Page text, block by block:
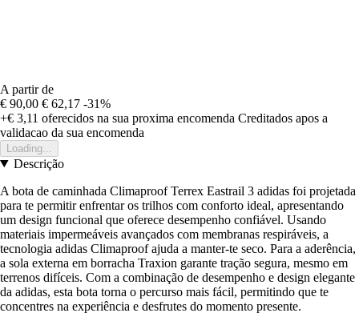
A partir de
€ 90,00 € 62,17 -31%
+€ 3,11 oferecidos na sua proxima encomenda Creditados apos a
validacao da sua encomenda
Loading...
Descrição
A bota de caminhada Climaproof Terrex Eastrail 3 adidas foi projetada
para te permitir enfrentar os trilhos com conforto ideal, apresentando
um design funcional que oferece desempenho confiável. Usando
materiais impermeáveis avançados com membranas respiráveis, a
tecnologia adidas Climaproof ajuda a manter-te seco. Para a aderência,
a sola externa em borracha Traxion garante tração segura, mesmo em
terrenos difíceis. Com a combinação de desempenho e design elegante
da adidas, esta bota torna o percurso mais fácil, permitindo que te
concentres na experiência e desfrutes do momento presente.